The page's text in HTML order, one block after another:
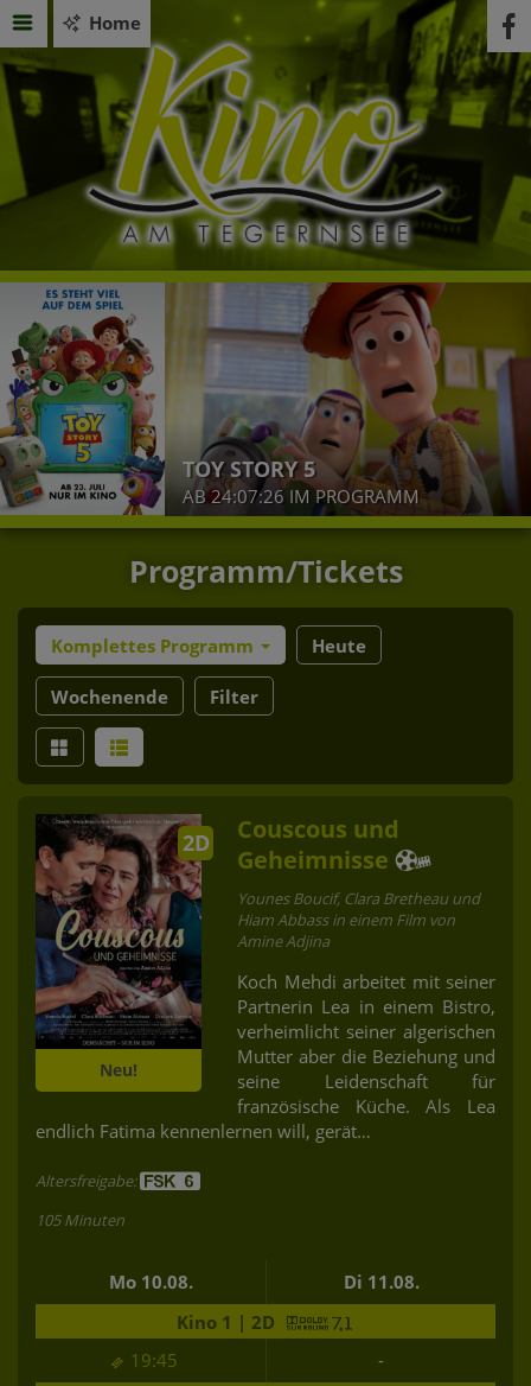
Home
TOY STORY 5
AB 24:07:26 IM PROGRAMM
Programm/Tickets
Komplettes Programm Heute
Wochenende Filter
2D
Neu!
Couscous und
Geheimnisse
Younes Boucif, Clara Bretheau und
Hiam Abbass in einem Film von
Amine Adjina
Koch Mehdi arbeitet mit seiner
Partnerin Lea in einem Bistro,
verheimlicht seiner algerischen
Mutter aber die Beziehung und
seine Leidenschaft für
französische Küche. Als Lea
endlich Fatima kennenlernen will, gerät…
Altersfreigabe:
105 Minuten
Mo 10.08. Di 11.08.
19:45 -
Kino 1 | 2D